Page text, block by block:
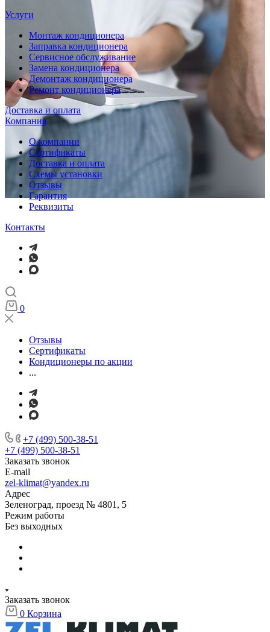
Услуги
Монтаж кондиционера
Заправка кондиционера
Сервисное обслуживание
Замена кондиционера
Демонтаж кондиционера
Ремонт кондиционера
Доставка и оплата
Компания
О компании
Сертификаты
Доставка и оплата
Схемы установки
Отзывы
Гарантия
Реквизиты
Контакты
0
Отзывы
Сертификаты
Кондиционеры по акции
...
+7 (499) 500-38-51
+7 (499) 500-38-51
Заказать звонок
E-mail
zel-klimat@yandex.ru
Адрес
Зеленоград, проезд № 4801, 5
Режим работы
Без выходных
Заказать звонок
0 Корзина